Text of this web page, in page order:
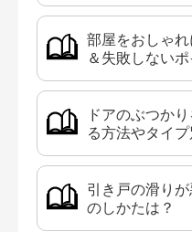
部屋をおしゃ
＆失敗しないポ
ドアのぶつか
る方法やタイ
引き戸の滑り
のしかたは？